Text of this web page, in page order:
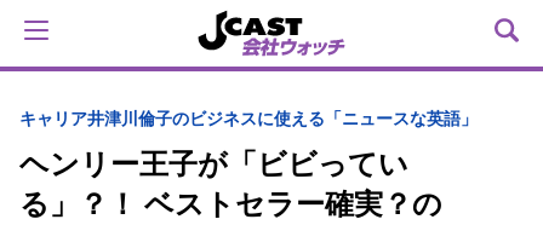
キャリア井津川倫子のビジネスに使える「ニュースな英語」
ヘンリー王子が「ビビってい
る」？！ ベストセラー確実？の